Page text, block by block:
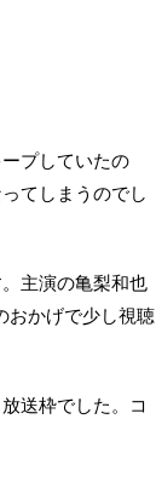
プしていたの
てしまうのでし
主演の亀梨和也
おかげで少し視聴
送枠でした。コ